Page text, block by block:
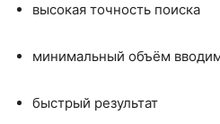
высокая точность поиска
минимальный объём
быстрый результат